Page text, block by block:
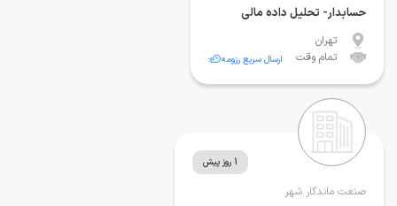
حسابدار- تحلیل داده مالی
تهران
تمام وقت
ارسال سریع رزومه
1 روز پیش
صنعت ماندگار شهر